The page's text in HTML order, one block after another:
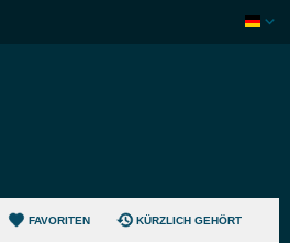
FAVORITEN KÜRZLICH GEHÖRT